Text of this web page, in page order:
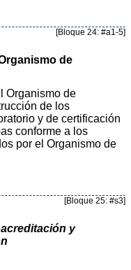
[Bloque 24: #a1-5]
de
Organismo de
de los
y de certificación
conforme a los
por el Organismo de
[Bloque 25: #s3]
y